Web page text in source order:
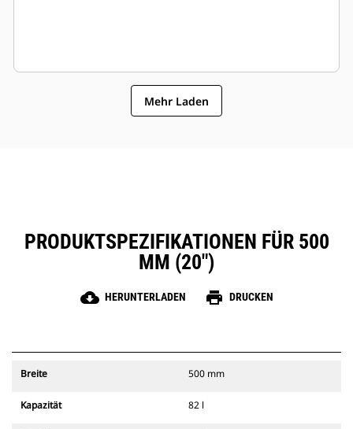
Mehr Laden
PRODUKTSPEZIFIKATIONEN FÜR 500
MM (20")
cloud_download HERUNTERLADEN print DRUCKEN
Breite 500 mm
Kapazität 82 l